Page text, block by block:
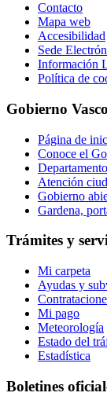
Contacto
Mapa web
Accesibilidad
Sede
Información
Política de
Gobierno Vasco
Página de
Conoce el
Atención
Gobierno
Gardena,
Trámites y
Mi carpeta
Ayudas y
Mi pago
Meteorología
Estado del
Estadística
Boletines